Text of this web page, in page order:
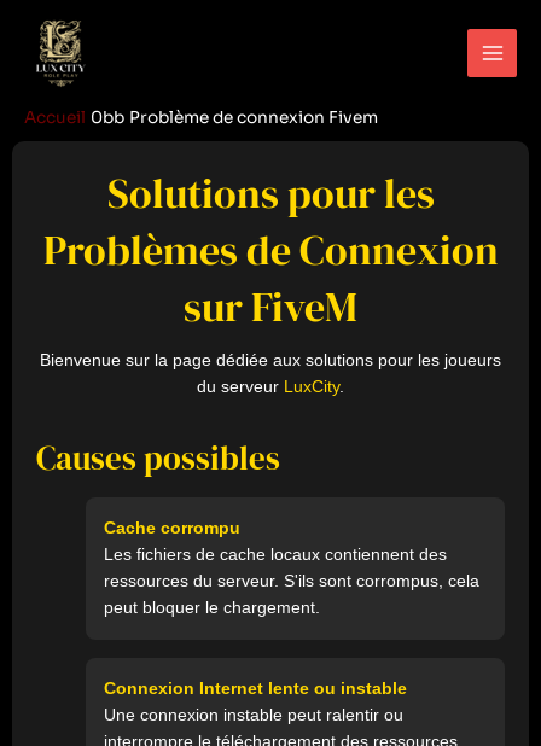
contenu
Main
Accueil Problème de connexion Fivem
Solutions pour les
Problèmes de Connexion
sur FiveM
Bienvenue sur la page dédiée aux solutions pour les joueurs
du serveur LuxCity.
Causes possibles
Cache corrompu
Les fichiers de cache locaux contiennent des
ressources du serveur. S'ils sont corrompus, cela
peut bloquer le chargement.
Connexion Internet lente ou instable
Une connexion instable peut ralentir ou
interrompre le téléchargement des ressources.